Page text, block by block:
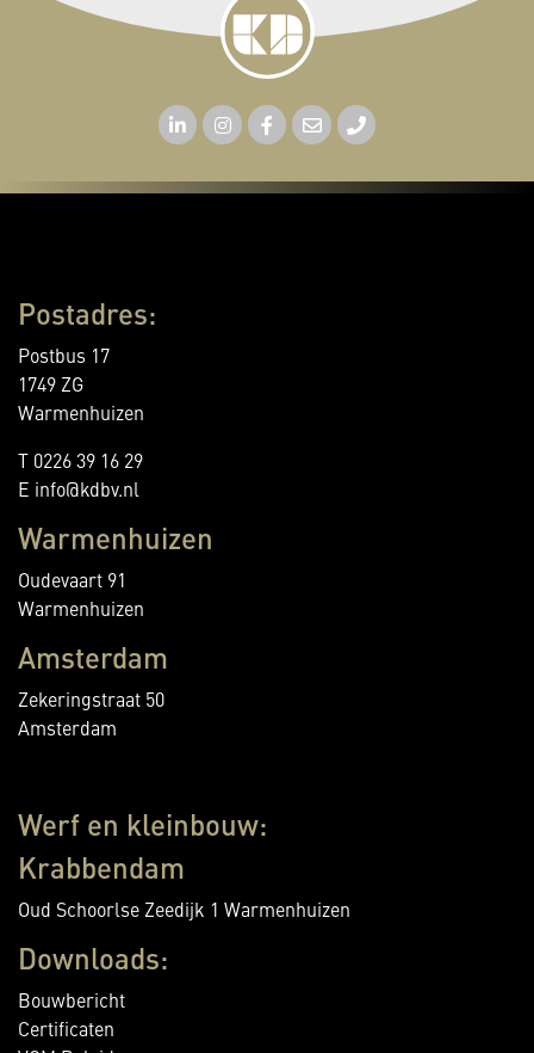
Postadres:
Postbus 17
1749 ZG
Warmenhuizen
T 0226 39 16 29
E info@kdbv.nl
Warmenhuizen
Oudevaart 91
Warmenhuizen
Amsterdam
Zekeringstraat 50
Amsterdam
Werf en kleinbouw:
Krabbendam
Oud Schoorlse Zeedijk 1 Warmenhuizen
Downloads:
Bouwbericht
Certificaten